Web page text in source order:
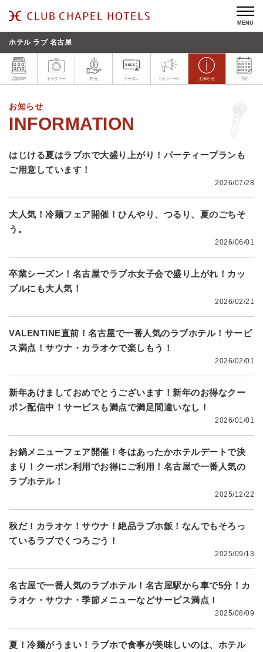
MENU
ホテル ラブ 名古屋
店舗TOP ギャラリー 料金 クーポン キャンペーン お知らせ 予約
お知らせ
はじける夏はラブホで大盛り上がり！パーティープランも
ご用意しています！
2026/07/28
大人気！冷麺フェア開催！ひんやり、つるり、夏のごちそ
う。
2026/06/01
卒業シーズン！名古屋でラブホ女子会で盛り上がれ！カッ
プルにも大人気！
2026/02/21
VALENTINE直前！名古屋で一番人気のラブホテル！サービ
ス満点！サウナ・カラオケで楽しもう！
2026/02/01
新年あけましておめでとうございます！新年のお得なクー
ポン配信中！サービスも満点で満足間違いなし！
2026/01/01
お鍋メニューフェア開催！冬はあったかホテルデートで決
まり！クーポン利用でお得にご利用！名古屋で一番人気の
ラブホテル！
2025/12/22
秋だ！カラオケ！サウナ！絶品ラブホ飯！なんでもそろっ
ているラブでくつろごう！
2025/09/13
名古屋で一番人気のラブホテル！名古屋駅から車で5分！カ
ラオケ・サウナ・季節メニューなどサービス満点！
2025/08/09
夏！冷麺がうまい！ラブホで食事が美味しいのは、ホテル